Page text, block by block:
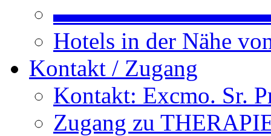
Hotels in der Nähe
Kontakt / Zugang
Kontakt: Excmo. Sr.
Zugang zu